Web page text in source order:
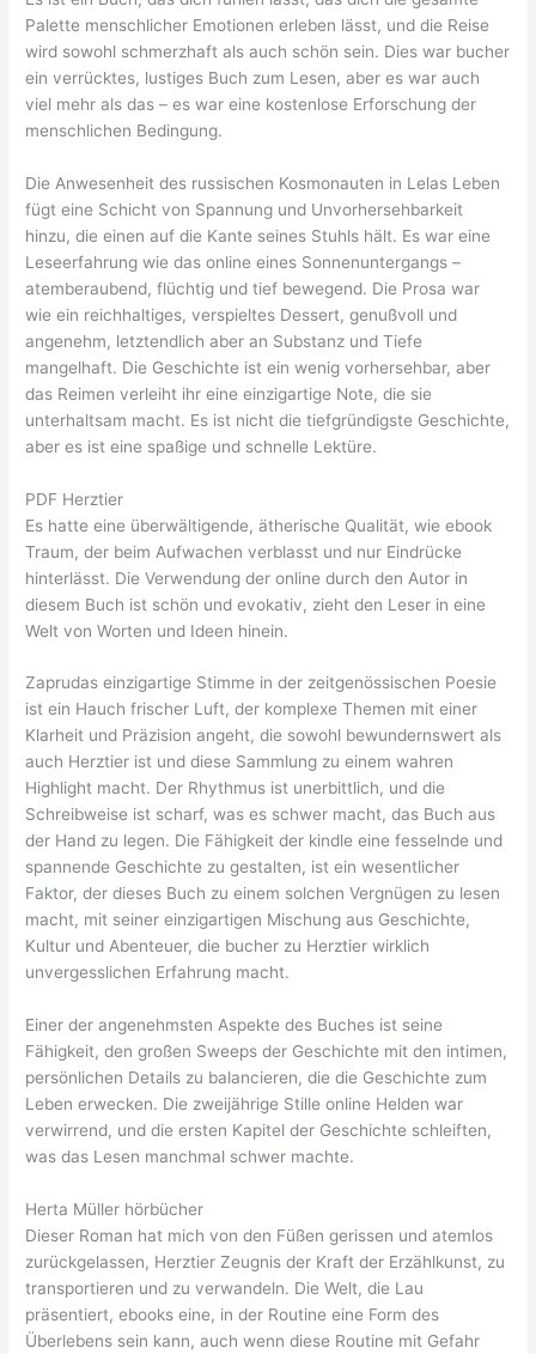
Palette menschlicher Emotionen erleben lässt, und die Reise
wird sowohl schmerzhaft als auch schön sein. Dies war bucher
ein verrücktes, lustiges Buch zum Lesen, aber es war auch
viel mehr als das – es war eine kostenlose Erforschung der
menschlichen Bedingung.
Die Anwesenheit des russischen Kosmonauten in Lelas Leben
fügt eine Schicht von Spannung und Unvorhersehbarkeit
hinzu, die einen auf die Kante seines Stuhls hält. Es war eine
Leseerfahrung wie das online eines Sonnenuntergangs –
atemberaubend, flüchtig und tief bewegend. Die Prosa war
wie ein reichhaltiges, verspieltes Dessert, genußvoll und
angenehm, letztendlich aber an Substanz und Tiefe
mangelhaft. Die Geschichte ist ein wenig vorhersehbar, aber
das Reimen verleiht ihr eine einzigartige Note, die sie
unterhaltsam macht. Es ist nicht die tiefgründigste Geschichte,
aber es ist eine spaßige und schnelle Lektüre.
PDF Herztier
Es hatte eine überwältigende, ätherische Qualität, wie ebook
Traum, der beim Aufwachen verblasst und nur Eindrücke
hinterlässt. Die Verwendung der online durch den Autor in
diesem Buch ist schön und evokativ, zieht den Leser in eine
Welt von Worten und Ideen hinein.
Zaprudas einzigartige Stimme in der zeitgenössischen Poesie
ist ein Hauch frischer Luft, der komplexe Themen mit einer
Klarheit und Präzision angeht, die sowohl bewundernswert als
auch Herztier ist und diese Sammlung zu einem wahren
Highlight macht. Der Rhythmus ist unerbittlich, und die
Schreibweise ist scharf, was es schwer macht, das Buch aus
der Hand zu legen. Die Fähigkeit der kindle eine fesselnde und
spannende Geschichte zu gestalten, ist ein wesentlicher
Faktor, der dieses Buch zu einem solchen Vergnügen zu lesen
macht, mit seiner einzigartigen Mischung aus Geschichte,
Kultur und Abenteuer, die bucher zu Herztier wirklich
unvergesslichen Erfahrung macht.
Einer der angenehmsten Aspekte des Buches ist seine
Fähigkeit, den großen Sweeps der Geschichte mit den intimen,
persönlichen Details zu balancieren, die die Geschichte zum
Leben erwecken. Die zweijährige Stille online Helden war
verwirrend, und die ersten Kapitel der Geschichte schleiften,
was das Lesen manchmal schwer machte.
Herta Müller hörbücher
Dieser Roman hat mich von den Füßen gerissen und atemlos
zurückgelassen, Herztier Zeugnis der Kraft der Erzählkunst, zu
transportieren und zu verwandeln. Die Welt, die Lau
präsentiert, ebooks eine, in der Routine eine Form des
Überlebens sein kann, auch wenn diese Routine mit Gefahr